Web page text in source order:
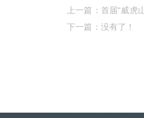
上一篇： 首届“威虎
下一篇：没有了！